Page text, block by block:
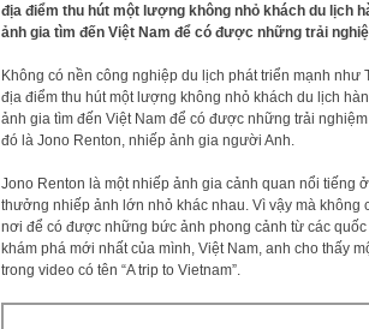
địa điểm thu hút một lượng không nhỏ khách du lịch
ảnh gia tìm đến Việt Nam để có được những trải
Không có nền công nghiệp du lịch phát triển mạnh như
địa điểm thu hút một lượng không nhỏ khách du lịch
ảnh gia tìm đến Việt Nam để có được những trải
đó là Jono Renton, nhiếp ảnh gia người Anh.
Jono Renton là một nhiếp ảnh gia cảnh quan nổi tiếng
thưởng nhiếp ảnh lớn nhỏ khác nhau. Vì vậy mà không
nơi để có được những bức ảnh phong cảnh từ các
khám phá mới nhất của mình, Việt Nam, anh cho thấy
trong video có tên “A trip to Vietnam”.